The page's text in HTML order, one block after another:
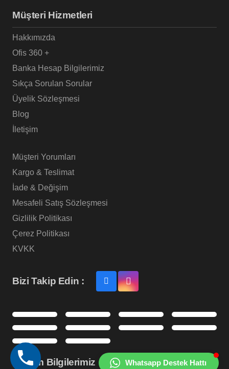
Müşteri Hizmetleri
Hakkımızda
Ofis 360 +
Banka Hesap Bilgilerimiz
Sıkça Sorulan Sorular
Üyelik Sözleşmesi
Blog
İletişim
Müşteri Yorumları
Kargo & Teslimat
İade & Değişim
Mesafeli Satış Sözleşmesi
Gizlilik Politikası
Çerez Politikası
KVKK
Bizi Takip Edin :
İletişim Bilgilerimiz Whatsapp Destek Hattı